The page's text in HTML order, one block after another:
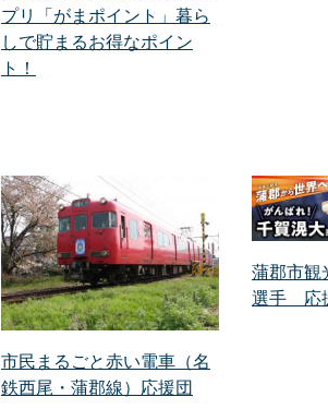
プリ「がまポイント」暮ら
しで貯まるお得なポイン
ト！
市民まるごと赤い電車（名
鉄西尾・蒲郡線）応援団
蒲郡市
選手 応